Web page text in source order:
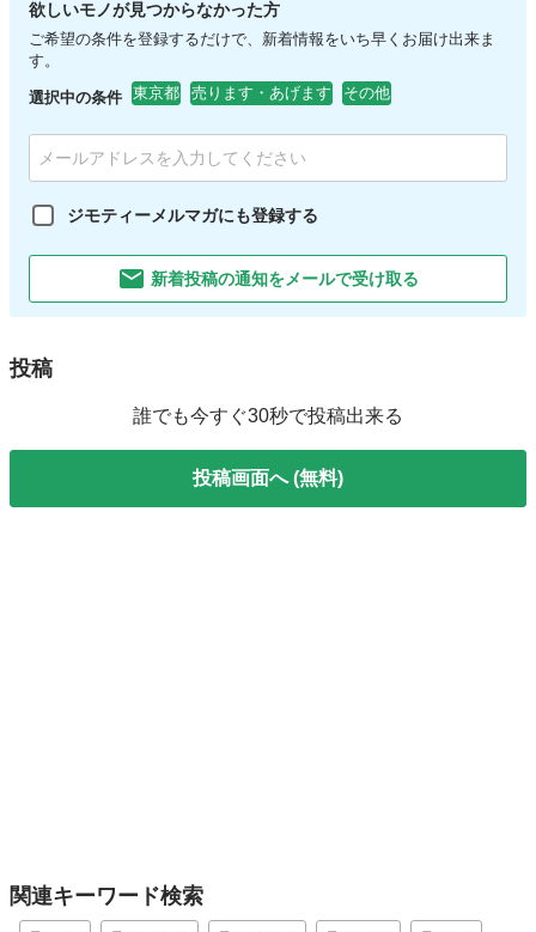
欲しいモノが見つからなかった方
ご希望の条件を登録するだけで、新着情報をいち早くお届け出来ま
す。
選択中の条件 東京都 売ります・あげます その他
ジモティーメルマガにも登録する
新着投稿の通知をメールで受け取る
投稿
誰でも今すぐ30秒で投稿出来る
投稿画面へ (無料)
関連キーワード検索